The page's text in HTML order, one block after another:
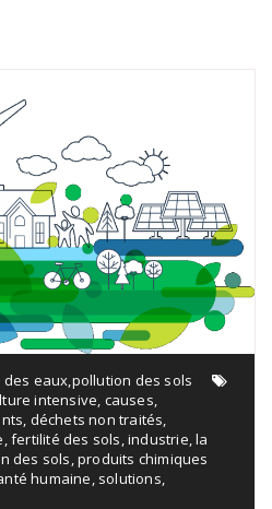
eaux pollution des sols
intensive causes
déchets non traités
,fertilité des sols ,industrie ,la
des sols ,produits chimiques
humaine solutions